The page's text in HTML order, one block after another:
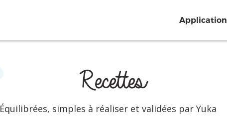
Application
Recettes
Équilibrées, simples à réaliser et validées par Yuka